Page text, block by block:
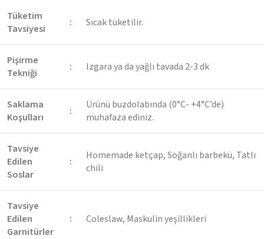
Tüketim
Tavsiyesi
: Sıcak tüketilir.
Pişirme
Tekniği
: Izgara ya da yağlı tavada 2-3 dk
Saklama
Koşulları
:
Ürünü buzdolabında (0°C- +4°C’de)
muhafaza ediniz.
Tavsiye
Edilen
Soslar
:
Homemade ketçap, Soğanlı barbekü, Tatlı
chili
Tavsiye
Edilen
Garnitürler
: Coleslaw, Maskulin yeşillikleri